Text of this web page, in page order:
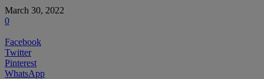
March 30, 2022
0
Facebook
Twitter
Pinterest
WhatsApp